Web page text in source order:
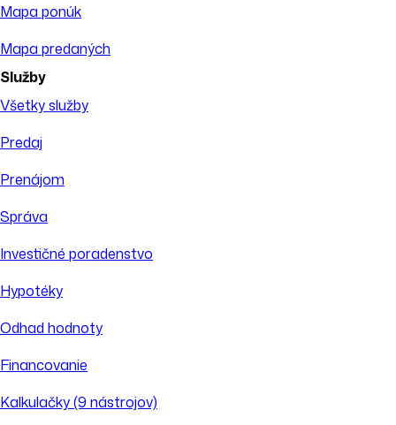
Mapa ponúk
Mapa predaných
Služby
Všetky služby
Predaj
Prenájom
Správa
Investičné poradenstvo
Hypotéky
Odhad hodnoty
Financovanie
Kalkulačky (9 nástrojov)